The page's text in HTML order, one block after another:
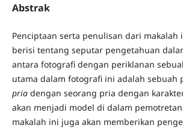
Abstrak
Penciptaan serta penulisan dari makalah
berisi tentang seputar pengetahuan
antara fotografi dengan periklanan
utama dalam fotografi ini adalah sebuah
priadengan seorang pria dengan
akan menjadi model di dalam
makalah ini juga akan memberikan